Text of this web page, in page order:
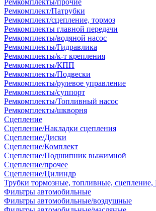
Ремкомплекты/прочие
Ремкомплект/Патрубки
Ремкомплект/сцепление, тормоз
Ремкомплекты главной передачи
Ремкомплекты/водяной насос
Ремкомплекты/Гидравлика
Ремкомплекты/к-т крепления
Ремкомплекты/КПП
Ремкомплекты/Подвески
Ремкомплекты/рулевое управление
Ремкомплекты/суппорт
Ремкомплекты/Топливный насос
Ремкомплекты/шкворня
Сцепление
Сцепление/Накладки сцепления
Сцепление/Диски
Сцепление/Комплект
Сцепление/Подшипник выжимной
Сцепление/прочее
Сцепление/Цилиндр
Трубки тормозные, топливные,
Фильтры автомобильные
Фильтры автомобильные/воздушные